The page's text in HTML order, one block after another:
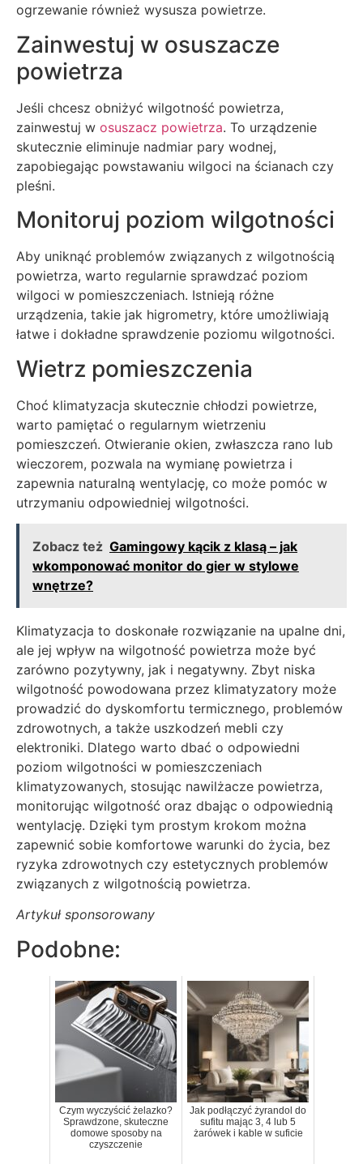
ogrzewanie również wysusza powietrze.
Zainwestuj w osuszacze
powietrza
Jeśli chcesz obniżyć wilgotność powietrza,
zainwestuj w osuszacz powietrza. To urządzenie
skutecznie eliminuje nadmiar pary wodnej,
zapobiegając powstawaniu wilgoci na ścianach czy
pleśni.
Monitoruj poziom wilgotności
Aby uniknąć problemów związanych z wilgotnością
powietrza, warto regularnie sprawdzać poziom
wilgoci w pomieszczeniach. Istnieją różne
urządzenia, takie jak higrometry, które umożliwiają
łatwe i dokładne sprawdzenie poziomu wilgotności.
Wietrz pomieszczenia
Choć klimatyzacja skutecznie chłodzi powietrze,
warto pamiętać o regularnym wietrzeniu
pomieszczeń. Otwieranie okien, zwłaszcza rano lub
wieczorem, pozwala na wymianę powietrza i
zapewnia naturalną wentylację, co może pomóc w
utrzymaniu odpowiedniej wilgotności.
Zobacz też Gamingowy kącik z klasą – jak
wkomponować monitor do gier w stylowe
wnętrze?
Klimatyzacja to doskonałe rozwiązanie na upalne dni,
ale jej wpływ na wilgotność powietrza może być
zarówno pozytywny, jak i negatywny. Zbyt niska
wilgotność powodowana przez klimatyzatory może
prowadzić do dyskomfortu termicznego, problemów
zdrowotnych, a także uszkodzeń mebli czy
elektroniki. Dlatego warto dbać o odpowiedni
poziom wilgotności w pomieszczeniach
klimatyzowanych, stosując nawilżacze powietrza,
monitorując wilgotność oraz dbając o odpowiednią
wentylację. Dzięki tym prostym krokom można
zapewnić sobie komfortowe warunki do życia, bez
ryzyka zdrowotnych czy estetycznych problemów
związanych z wilgotnością powietrza.
Artykuł sponsorowany
Podobne:
Czym wyczyścić żelazko?
Sprawdzone, skuteczne
domowe sposoby na
czyszczenie
Jak podłączyć żyrandol do
sufitu mając 3, 4 lub 5
żarówek i kable w suficie